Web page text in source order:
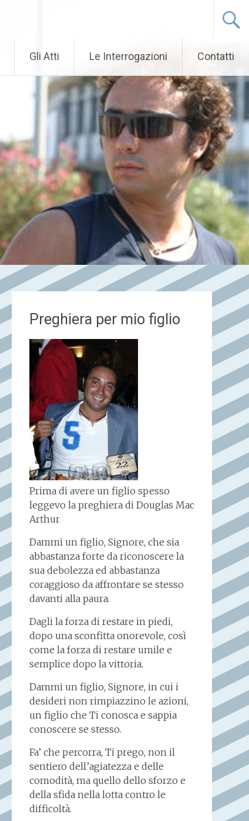
Gli Atti Le Interrogazioni Contatti
Preghiera per mio figlio
Prima di avere un figlio spesso
leggevo la preghiera di Douglas Mac
Arthur
Dammi un figlio, Signore, che sia
abbastanza forte da riconoscere la
sua debolezza ed abbastanza
coraggioso da affrontare se stesso
davanti alla paura.
Dagli la forza di restare in piedi,
dopo una sconfitta onorevole, così
come la forza di restare umile e
semplice dopo la vittoria.
Dammi un figlio, Signore, in cui i
desideri non rimpiazzino le azioni,
un figlio che Ti conosca e sappia
conoscere se stesso.
Fa’ che percorra, Ti prego, non il
sentiero dell’agiatezza e delle
comodità, ma quello dello sforzo e
della sfida nella lotta contro le
difficoltà.